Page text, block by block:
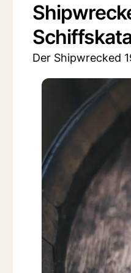
Der Shipwrecked